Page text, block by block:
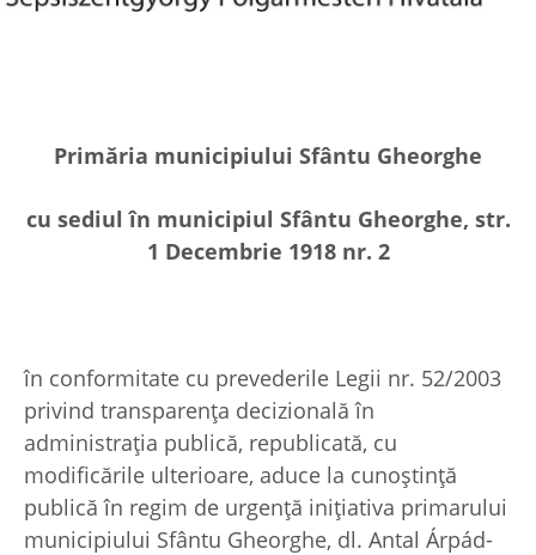
Primăria municipiului Sfântu Gheorghe
cu sediul în municipiul Sfântu Gheorghe, str.
1 Decembrie 1918 nr. 2
în conformitate cu prevederile Legii nr. 52/2003
privind transparenţa decizională în
administraţia publică, republicată, cu
modificările ulterioare, aduce la cunoştinţă
publică în regim de urgență iniţiativa primarului
municipiului Sfântu Gheorghe, dl. Antal Árpád-